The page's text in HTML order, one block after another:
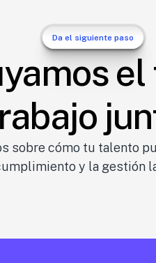
Da el siguiente paso
sobre cómo tu talento
y la gestión